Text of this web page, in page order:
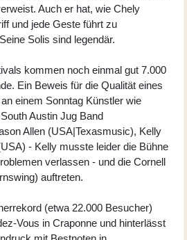
Auch er hat, wie Chely
und jede Geste führt zu
Solis sind legendär.
kommen noch einmal gut 7.000
Ein Beweis für die Qualität eines
einem Sonntag Künstler wie
Austin Jug Band
Allen (USA|Texasmusic), Kelly
- Kelly musste leider die Bühne
verlassen - und die Cornell
auftreten.
(etwa 22.000 Besucher)
Vous in Craponne und hinterlässt